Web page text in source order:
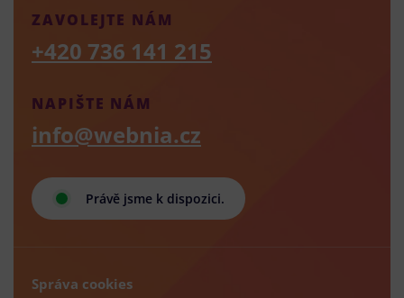
Právě jsme k dispozici.
NAPIŠTE NÁM
info@webnia.cz
ZAVOLEJTE NÁM
+420 736 141 215
Správa cookies